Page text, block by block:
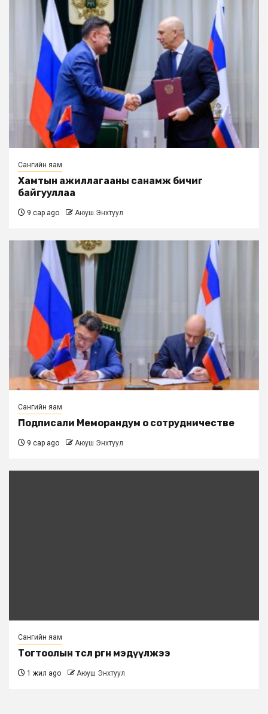
Сангийн яам
Хамтын ажиллагааны санамж бичиг
байгууллаа
9 сар ago Аюуш Энхтуул
Сангийн яам
Подписали Меморандум о сотрудничестве
9 сар ago Аюуш Энхтуул
Сангийн яам
Тогтоолын төсөл өргөн мэдүүлжээ
1 жил ago Аюуш Энхтуул